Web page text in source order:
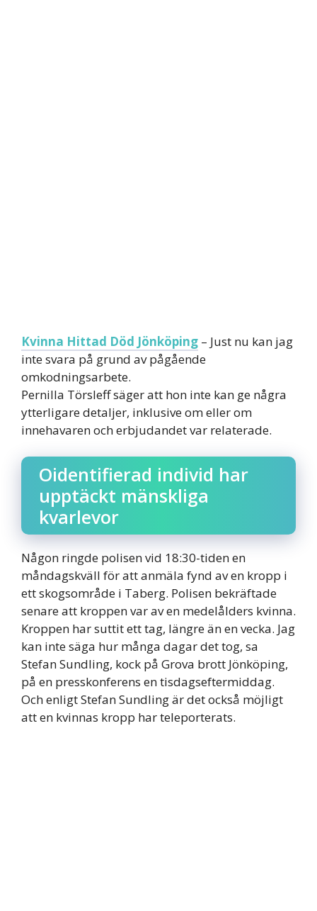
Kvinna Hittad Död Jönköping – Just nu kan jag
inte svara på grund av pågående
omkodningsarbete.
Pernilla Törsleff säger att hon inte kan ge några
ytterligare detaljer, inklusive om eller om
innehavaren och erbjudandet var relaterade.
Oidentifierad individ har
upptäckt mänskliga
kvarlevor
Någon ringde polisen vid 18:30-tiden en
måndagskväll för att anmäla fynd av en kropp i
ett skogsområde i Taberg. Polisen bekräftade
senare att kroppen var av en medelålders kvinna.
Kroppen har suttit ett tag, längre än en vecka. Jag
kan inte säga hur många dagar det tog, sa
Stefan Sundling, kock på Grova brott Jönköping,
på en presskonferens en tisdagseftermiddag.
Och enligt Stefan Sundling är det också möjligt
att en kvinnas kropp har teleporterats.